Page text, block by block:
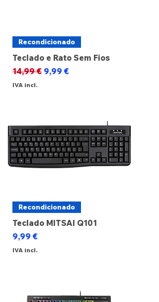
Recondicionado
Teclado e Rato Sem Fios
Preço normal
14,99 € Preço promocional
9,99 €
IVA incl.
Recondicionado
Teclado MITSAI Q101
Preço
9,99 €
IVA incl.